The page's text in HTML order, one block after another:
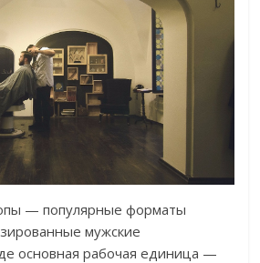
— популярные форматы
мужские
основная рабочая единица —